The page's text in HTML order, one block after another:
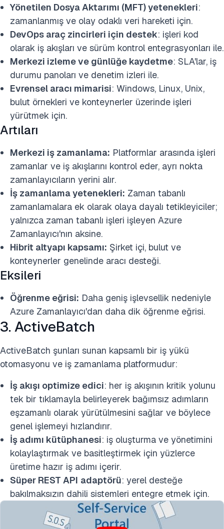
Yönetilen Dosya Aktarımı (MFT) yetenekleri:
zamanlanmış ve olay odaklı veri hareketi için.
DevOps araç zincirleri için destek: işleri kod
olarak iş akışları ve sürüm kontrol entegrasyonları ile.
Merkezi izleme ve günlüğe kaydetme: SLA'lar, iş
durumu panoları ve denetim izleri ile.
Evrensel aracı mimarisi: Windows, Linux, Unix,
bulut örnekleri ve konteynerler üzerinde işleri
yürütmek için.
Artıları
Merkezi iş zamanlama: Platformlar arasında işleri
zamanlar ve iş akışlarını kontrol eder, ayrı nokta
zamanlayıcıların yerini alır.
İş zamanlama yetenekleri: Zaman tabanlı
zamanlamalara ek olarak olaya dayalı tetikleyiciler;
yalnızca zaman tabanlı işleri işleyen Azure
Zamanlayıcı'nın aksine.
Hibrit altyapı kapsamı: Şirket içi, bulut ve
konteynerler genelinde aracı desteği.
Eksileri
Öğrenme eğrisi: Daha geniş işlevsellik nedeniyle
Azure Zamanlayıcı'dan daha dik öğrenme eğrisi.
3. ActiveBatch
ActiveBatch şunları sunan kapsamlı bir iş yükü
otomasyonu ve iş zamanlama platformudur:
İş akışı optimize edici: her iş akışının kritik yolunu
tek bir tıklamayla belirleyerek bağımsız adımların
eşzamanlı olarak yürütülmesini sağlar ve böylece
genel işlemeyi hızlandırır.
İş adımı kütüphanesi: iş oluşturma ve yönetimini
kolaylaştırmak ve basitleştirmek için yüzlerce
üretime hazır iş adımı içerir.
Süper REST API adaptörü: yerel desteğe
bakılmaksızın dahili sistemleri entegre etmek için.